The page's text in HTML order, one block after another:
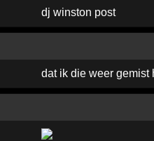
dj winston post
dat ik die weer gemist